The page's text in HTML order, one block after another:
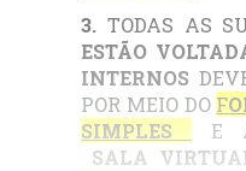
3. TODAS AS
ESTÃO
INTERNOS
POR MEIO DO F
SIMPLES
E
SALA